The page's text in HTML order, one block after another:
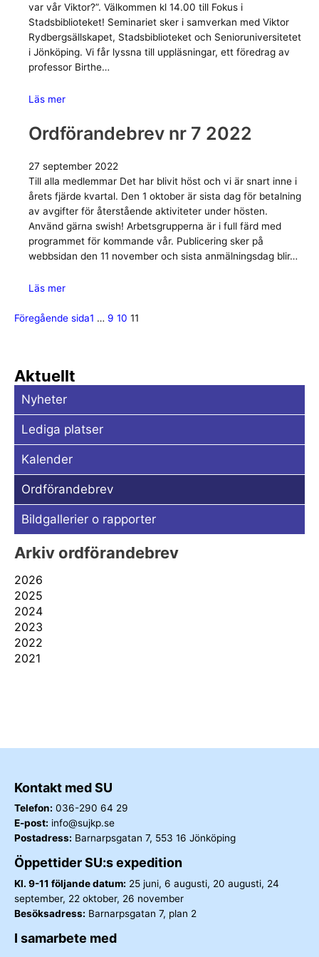
var vår Viktor?”. Välkommen kl 14.00 till Fokus i
Stadsbiblioteket! Seminariet sker i samverkan med Viktor
Rydbergsällskapet, Stadsbiblioteket och Senioruniversitetet
i Jönköping. Vi får lyssna till uppläsningar, ett föredrag av
professor Birthe…
Läs mer
Ordförandebrev nr 7 2022
27 september 2022
Till alla medlemmar Det har blivit höst och vi är snart inne i
årets fjärde kvartal. Den 1 oktober är sista dag för betalning
av avgifter för återstående aktiviteter under hösten.
Använd gärna swish! Arbetsgrupperna är i full färd med
programmet för kommande vår. Publicering sker på
webbsidan den 11 november och sista anmälningsdag blir…
Läs mer
Föregående sida1 … 9 10 11
Aktuellt
Nyheter
Lediga platser
Kalender
Ordförandebrev
Bildgallerier o rapporter
Arkiv ordförandebrev
2026
2025
2024
2023
2022
2021
Kontakt med SU
Telefon: 036-290 64 29
E-post: info@sujkp.se
Postadress: Barnarpsgatan 7, 553 16 Jönköping
Öppettider SU:s expedition
Kl. 9-11 följande datum: 25 juni, 6 augusti, 20 augusti, 24
september, 22 oktober, 26 november
Besöksadress: Barnarpsgatan 7, plan 2
I samarbete med